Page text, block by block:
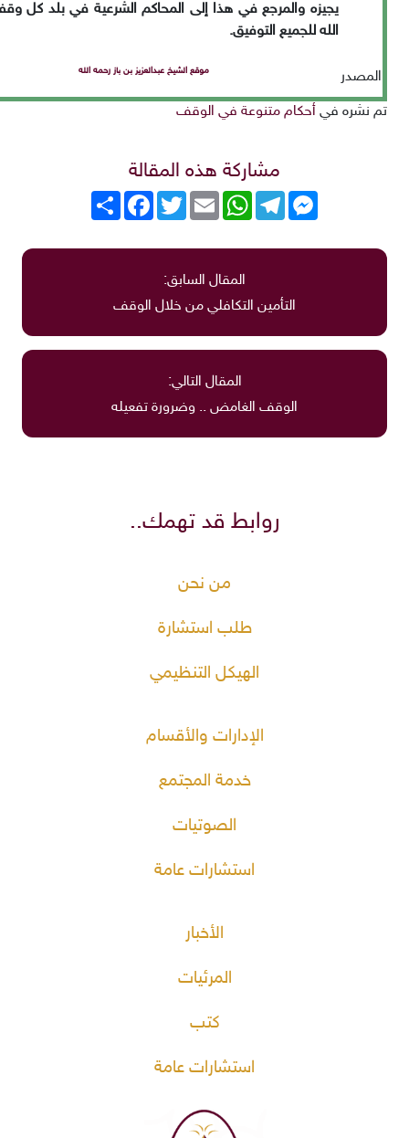
يجيزه والمرجع في هذا إلى المحاكم الشرعية في بلد كل
الله للجميع التوفيق.
المصدر موقع الشيخ عبدالعزيز بن باز رحمه الله
تم نشره في أحكام متنوعة في الوقف
مشاركة هذه المقالة
انشر
FacebookTwitterEmail
WhatsAppTelegram
Messenger
المقال السابق:
التأمين التكافلي من خلال الوقف
المقال التالي:
الوقف الغامض .. وضرورة تفعيله
روابط قد تهمك..
من نحن
طلب استشارة
الهيكل التنظيمي
الإدارات والأقسام
خدمة المجتمع
الصوتيات
استشارات عامة
الأخبار
المرئيات
كتب
استشارات عامة